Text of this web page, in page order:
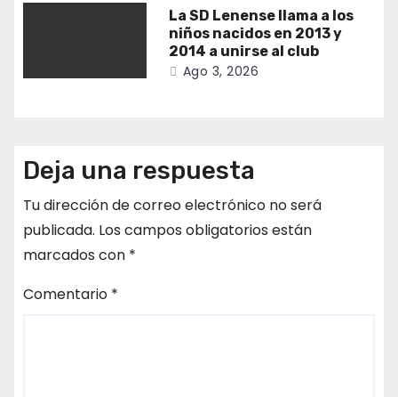
La SD Lenense llama a los
niños nacidos en 2013 y
2014 a unirse al club
Ago 3, 2026
Deja una respuesta
Tu dirección de correo electrónico no será
publicada. Los campos obligatorios están
marcados con *
Comentario *